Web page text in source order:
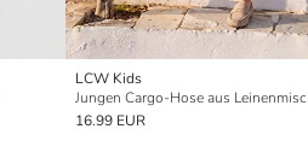
LCW Kids
Jungen Cargo-Hose aus
16.99 EUR